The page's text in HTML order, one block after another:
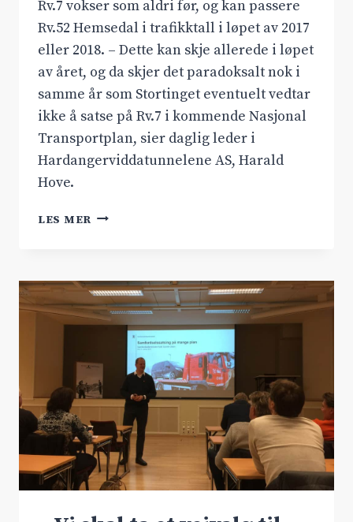
Rv.7 vokser som aldri før, og kan passere
Rv.52 Hemsedal i trafikktall i løpet av 2017
eller 2018. – Dette kan skje allerede i løpet
av året, og da skjer det paradoksalt nok i
samme år som Stortinget eventuelt vedtar
ikke å satse på Rv.7 i kommende Nasjonal
Transportplan, sier daglig leder i
Hardangerviddatunnelene AS, Harald
Hove.
LES MER RAKETTFART